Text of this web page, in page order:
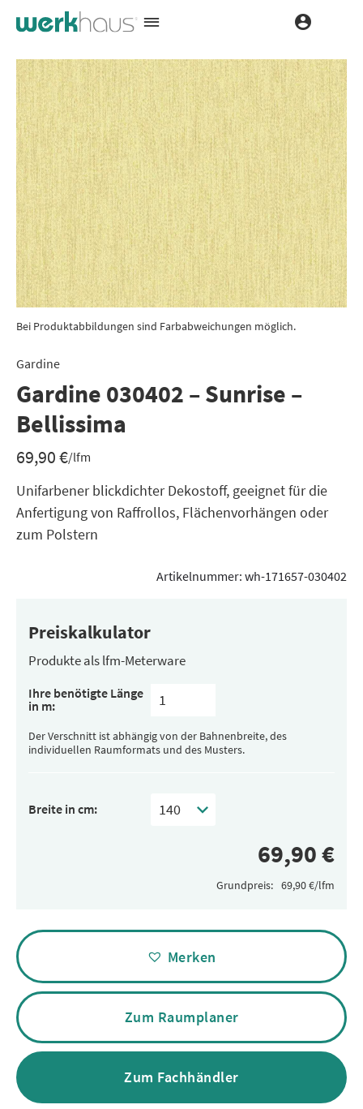
Bei Produktabbildungen sind Farbabweichungen möglich.
Gardine
Gardine 030402 – Sunrise –
Bellissima
69,90€/lfm
Unifarbener blickdichter Dekostoff, geeignet für die
Anfertigung von Raffrollos, Flächenvorhängen oder
zum Polstern
Artikelnummer: wh-171657-030402
Preiskalkulator
Produkte als lfm-Meterware
Ihre benötigte Länge
in m:
Der Verschnitt ist abhängig von der Bahnenbreite, des
individuellen Raumformats und des Musters.
Breite in cm:
Grundpreis:
Alternative:
Merken
Zum Raumplaner
Zum Fachhändler